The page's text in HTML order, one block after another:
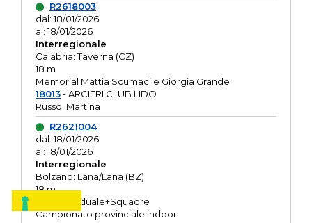
R2618003
dal: 18/01/2026
al: 18/01/2026
Interregionale
Calabria: Taverna (CZ)
18 m
Memorial Mattia Scumaci e Giorgia Grande
18013- ARCIERI CLUB LIDO
Russo, Martina
R2621004
dal: 18/01/2026
al: 18/01/2026
Interregionale
Bolzano: Lana/Lana (BZ)
18 m
O.R. Individuale+Squadre
Campionato provinciale indoor